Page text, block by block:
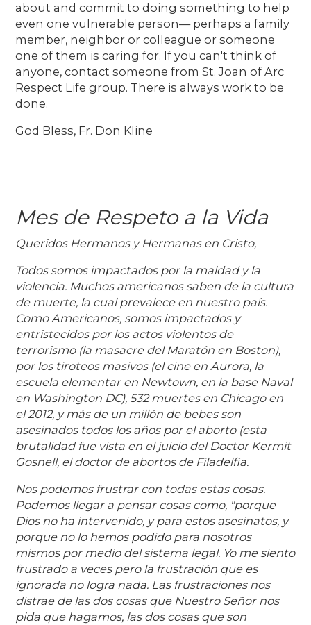
about and commit to doing something to help
even one vulnerable person— perhaps a family
member, neighbor or colleague or someone
one of them is caring for. If you can't think of
anyone, contact someone from St. Joan of Arc
Respect Life group. There is always work to be
done.
God Bless, Fr. Don Kline
Mes de Respeto a la Vida
Queridos Hermanos y Hermanas en Cristo,
Todos somos impactados por la maldad y la
violencia. Muchos americanos saben de la cultura
de muerte, la cual prevalece en nuestro país.
Como Americanos, somos impactados y
entristecidos por los actos violentos de
terrorismo (la masacre del Maratón en Boston),
por los tiroteos masivos (el cine en Aurora, la
escuela elementar en Newtown, en la base Naval
en Washington DC), 532 muertes en Chicago en
el 2012, y más de un millón de bebes son
asesinados todos los años por el aborto (esta
brutalidad fue vista en el juicio del Doctor Kermit
Gosnell, el doctor de abortos de Filadelfia.
Nos podemos frustrar con todas estas cosas.
Podemos llegar a pensar cosas como, "porque
Dios no ha intervenido, y para estos asesinatos, y
porque no lo hemos podido para nosotros
mismos por medio del sistema legal. Yo me siento
frustrado a veces pero la frustración que es
ignorada no logra nada. Las frustraciones nos
distrae de las dos cosas que Nuestro Señor nos
pida que hagamos, las dos cosas que son